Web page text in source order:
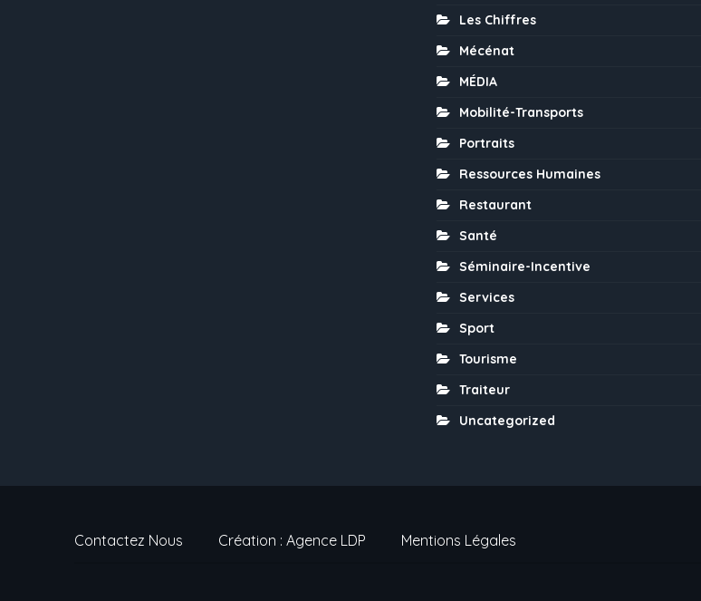
Les Chiffres
Mécénat
MÉDIA
Mobilité-Transports
Portraits
Ressources Humaines
Restaurant
Santé
Séminaire-Incentive
Services
Sport
Tourisme
Traiteur
Uncategorized
Contactez Nous Création : Agence LDP Mentions Légales